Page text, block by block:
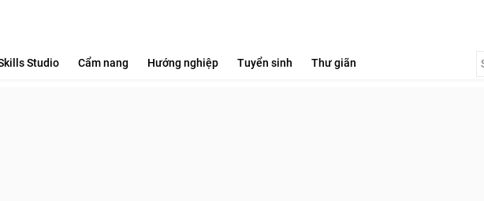
Studio Cẩm nang Hướng nghiệp Tuyển sinh Thư giãn